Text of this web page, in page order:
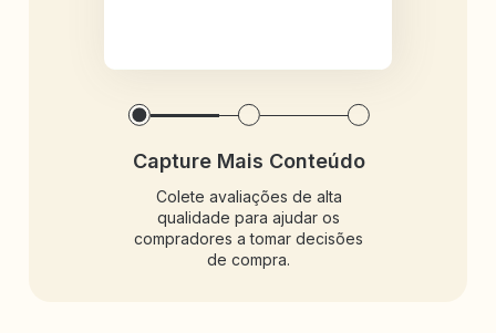
Capture Mais Conteúdo
Colete avaliações de alta
qualidade para ajudar os
compradores a tomar decisões
de compra.